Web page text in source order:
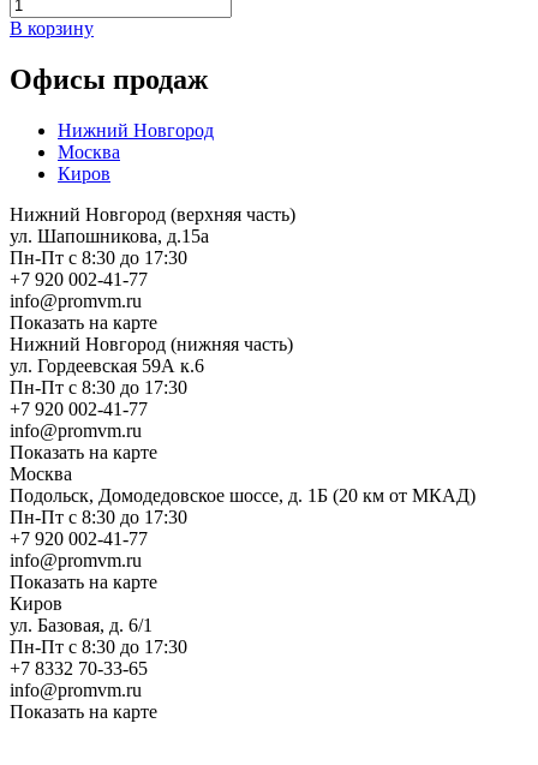
В корзину
Офисы продаж
Нижний Новгород
Москва
Киров
Нижний Новгород (верхняя часть)
ул. Шапошникова, д.15а
Пн-Пт с 8:30 до 17:30
+7 920 002-41-77
info@promvm.ru
Показать на карте
Нижний Новгород (нижняя часть)
ул. Гордеевская 59А к.6
Пн-Пт с 8:30 до 17:30
+7 920 002-41-77
info@promvm.ru
Показать на карте
Москва
Подольск, Домодедовское шоссе, д. 1Б (20 км от МКАД)
Пн-Пт с 8:30 до 17:30
+7 920 002-41-77
info@promvm.ru
Показать на карте
Киров
ул. Базовая, д. 6/1
Пн-Пт с 8:30 до 17:30
+7 8332 70-33-65
info@promvm.ru
Показать на карте